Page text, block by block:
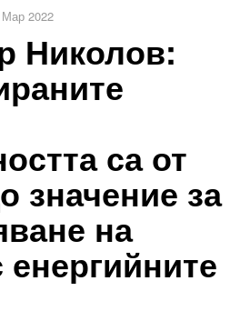
2022
Николов:
са от
значение за
на
енергийните